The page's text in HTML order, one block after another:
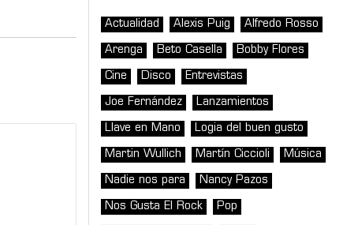
Actualidad Alexis Puig Alfredo Rosso
Arenga Beto Casella Bobby Flores
Cine Disco Entrevistas
Joe Fernández Lanzamientos
Llave en Mano Logia del buen gusto
Martin Wullich Martín Ciccioli Música
Nadie nos para Nancy Pazos
Nos Gusta El Rock Pop